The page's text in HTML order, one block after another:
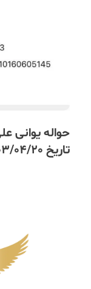
تاریخ 1403/04/20